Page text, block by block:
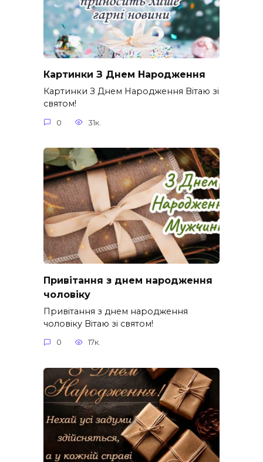
Картинки З Днем Народження
Картинки З Днем Народження Вітаю зі
святом!
0 31к.
Привітання з днем народження
чоловіку
Привітання з днем народження
чоловіку Вітаю зі святом!
0 17к.